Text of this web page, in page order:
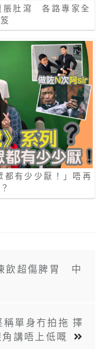
脹肚瀉 各路專家全
有少少厭！」唔再
飲超傷脾胃 中
稱單身冇拍拖 擇
講唔上低嘅